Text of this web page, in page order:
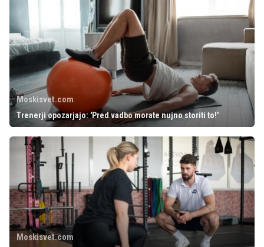
Moskisvet.com
Trenerji opozarjajo: 'Pred vadbo morate nujno storiti to!'
Moskisvet.com